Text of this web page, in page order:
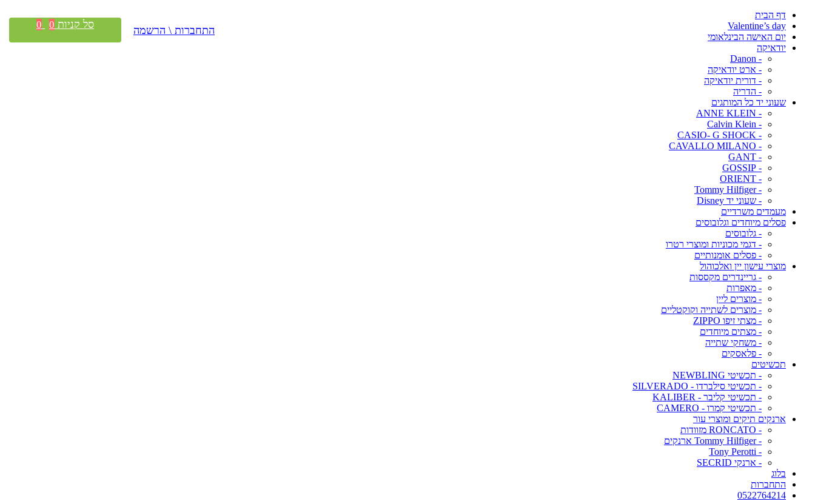
דף הבית
Valentine’s day
יום האישה הבינלאומי
יודאיקה
- Danon
- ארט יודאיקה
- דורית יודאיקה
- הדריה
שעוני יד כל המותגים
- ANNE KLEIN
- Calvin Klein
- CASIO- G SHOCK
- CAVALLO MILANO
- GANT
- GOSSIP
- ORIENT
- Tommy Hilfiger
- שעוני יד Disney
מעמדים משרדיים
פסלים מיוחדים וגלובוסים
- גלובוסים
- דגמי מכוניות ומוצרי רטרו
- פסלים אומנותיים
מוצרי עישון יין ואלכוהול
- גריינדרים מקססות
- מאפרות
- מוצרים ליין
- מוצרים לשתייה וקוקטליים
- מצתי זיפו ZIPPO
- מצתים מיוחדים
- משחקי שתייה
- פלאסקים
תכשיטים
- תכשיטי NEWBLING
- תכשיטי סילברדו - SILVERADO
- תכשיטי קליבר - KALIBER
- תכשיטי קמרו - CAMERO
ארנקים תיקים ומוצרי עור
- RONCATO מזוודות
- Tommy Hilfiger ארנקים
- Tony Perotti
- ארנקי SECRID
בלוג
התחברות
0522764214
התחברות \ הרשמה סל קניות 0
0